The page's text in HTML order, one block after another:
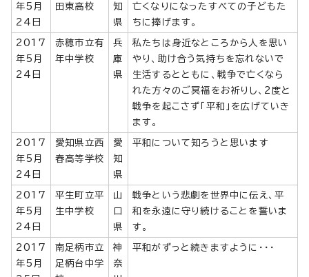
年5月
24日
田東高校
知
県
亡くなりになったすべての子どもた
ちに捧げます。
2017
年5月
24日
赤穂市立有
年中学校
兵
庫
県
私たちは身近なところから人を思い
やり、助け合う気持ちを忘れないで
生活するとともに、戦争で亡くなら
れた方々のご冥福をお祈りし、2度と
戦争を起こさず「平和」を広げていき
ます。
2017
年5月
24日
愛知県立西
春高等学校
愛
知
県
平和について知ろうと思います
2017
年5月
24日
平生町立平
生中学校
山
口
県
戦争という悲劇を世界中に伝え、平
和を永遠に守り続けることを誓いま
す。
2017
年5月
南足柄市立
足柄台中学
神
奈
平和がずっと続きますように・・・